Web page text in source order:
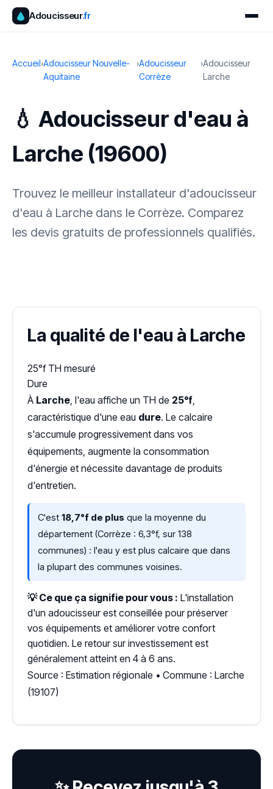
Adoucisseur.fr
Accueil›Adoucisseur Nouvelle-
Aquitaine
›Adoucisseur
Corrèze
›Adoucisseur
Larche
💧 Adoucisseur d'eau à
Larche (19600)
Trouvez le meilleur installateur d'adoucisseur
d'eau à Larche dans le Corrèze. Comparez
les devis gratuits de professionnels qualifiés.
La qualité de l'eau à Larche
25°f TH mesuré
Dure
À Larche, l'eau affiche un TH de 25°f,
caractéristique d'une eau dure. Le calcaire
s'accumule progressivement dans vos
équipements, augmente la consommation
d'énergie et nécessite davantage de produits
d'entretien.
C'est 18,7°f de plus que la moyenne du
département (Corrèze : 6,3°f, sur 138
communes) : l'eau y est plus calcaire que dans
la plupart des communes voisines.
💡 Ce que ça signifie pour vous : L'installation
d'un adoucisseur est conseillée pour préserver
vos équipements et améliorer votre confort
quotidien. Le retour sur investissement est
généralement atteint en 4 à 6 ans.
Source : Estimation régionale • Commune : Larche
(19107)